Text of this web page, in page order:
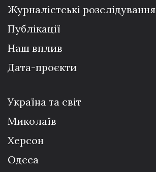
Журналістські розслідування
Публікації
Наш вплив
Дата-проєкти
Україна та світ
Миколаїв
Херсон
Одеса